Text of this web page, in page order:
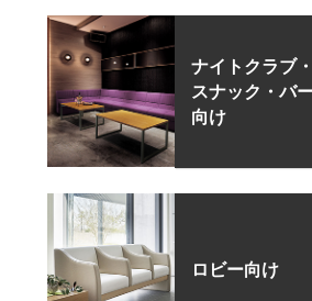
ナイトクラブ・
スナック・バ
向け
ロビー向け